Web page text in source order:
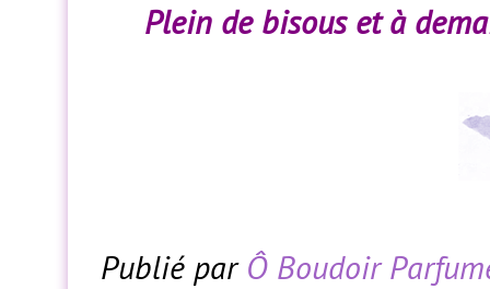
Plein de bisous et à
Publié par Ô Boudoir